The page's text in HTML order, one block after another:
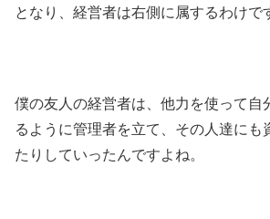
となり、経営者は右側に属するわけで
僕の友人の経営者は、他力を使って自
るように管理者を立て、その人達にも
たりしていったんですよね。